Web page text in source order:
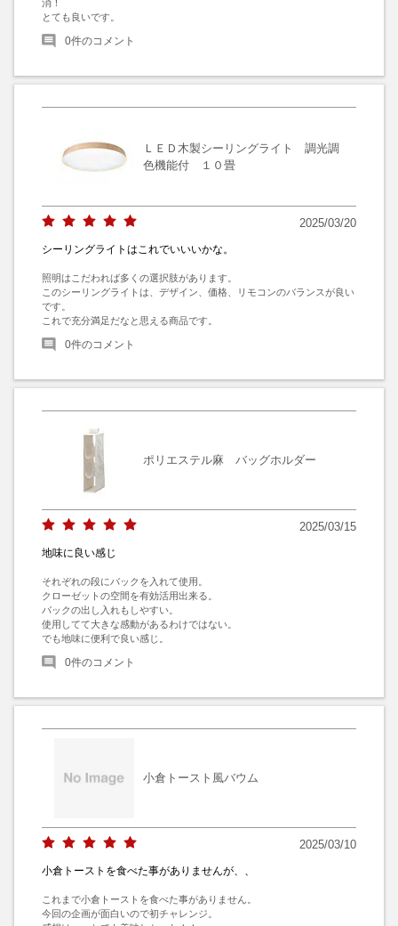
消！
とても良いです。
0件のコメント
ＬＥＤ木製シーリングライト 調光調
色機能付 １０畳
2025/03/20
シーリングライトはこれでいいいかな。
照明はこだわれば多くの選択肢があります。
このシーリングライトは、デザイン、価格、リモコンのバランスが良い
です。
これで充分満足だなと思える商品です。
0件のコメント
ポリエステル麻 バッグホルダー
2025/03/15
地味に良い感じ
それぞれの段にバックを入れて使用。
クローゼットの空間を有効活用出来る。
バックの出し入れもしやすい。
使用してて大きな感動があるわけではない。
でも地味に便利で良い感じ。
0件のコメント
小倉トースト風バウム
2025/03/10
小倉トーストを食べた事がありませんが、、
これまで小倉トーストを食べた事がありません。
今回の企画が面白いので初チャレンジ。